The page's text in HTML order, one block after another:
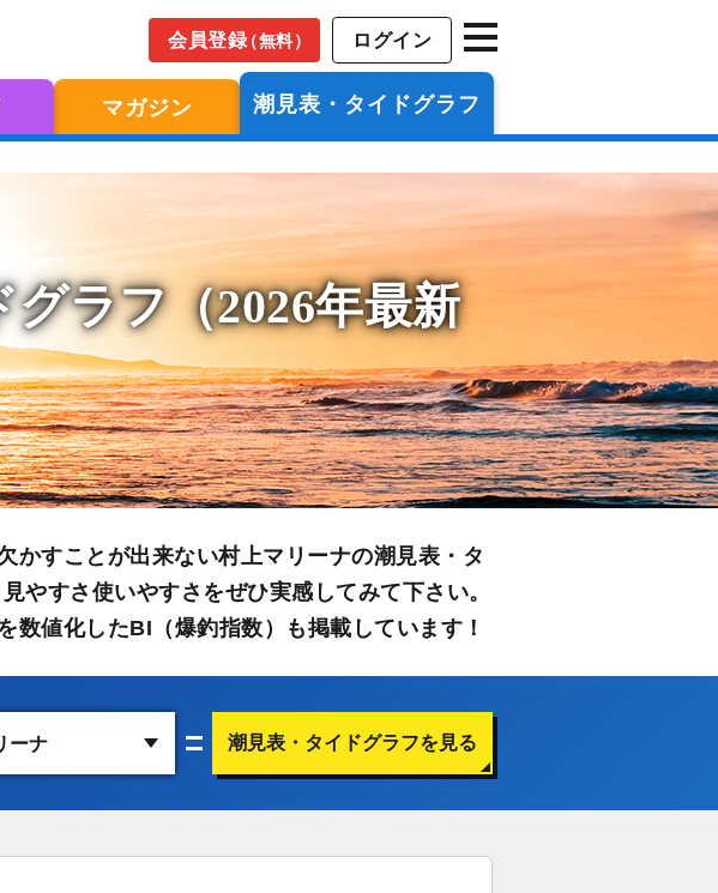
会員登録（無料） ログイン
マガジン 潮見表・タイドグラフ
グラフ（2026年最新
かすことが出来ない村上マリーナの潮見表・タ
やすさ使いやすさをぜひ実感してみて下さい。
数値化したBI（爆釣指数）も掲載しています！
潮見表・タイドグラフを見る